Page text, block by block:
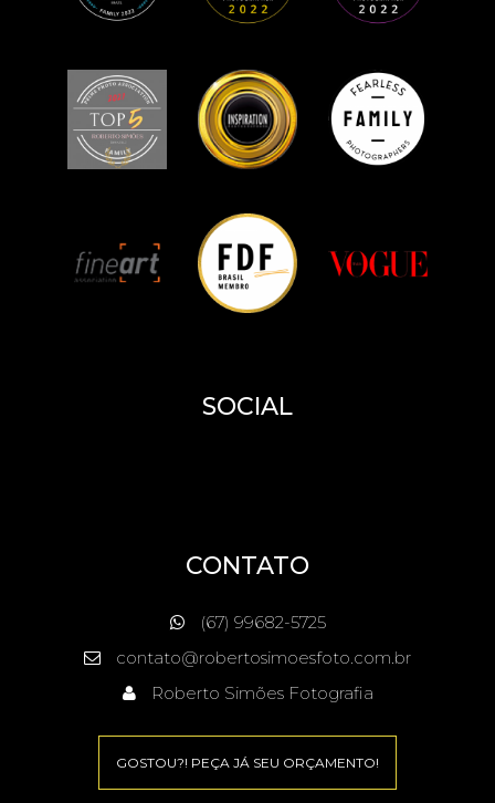
SOCIAL
CONTATO
(67) 99682-5725
contato@robertosimoesfoto.com.br
Roberto Simões Fotografia
GOSTOU?! PEÇA JÁ SEU ORÇAMENTO!